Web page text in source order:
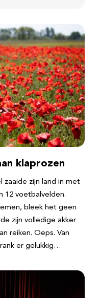
klaprozen
zaaide zijn land in met
12 voetbalvelden.
bleek het geen
zijn volledige akker
reiken. Oeps. Van
er gelukkig…